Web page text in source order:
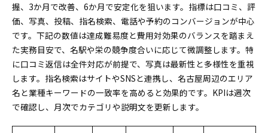
握、3か月で改善、6か月で安定化を狙います。指標は口コミ、評
価、写真、投稿、指名検索、電話や予約のコンバージョンが中心
です。下記の数値は達成難易度と費用対効果のバランスを踏まえ
た実務目安で、名駅や栄の競争度合いに応じて微調整します。特
に口コミ返信は全件対応が前提で、写真は最新性と多様性を重視
します。指名検索はサイトやSNSと連携し、名古屋周辺のエリア
名と業種キーワードの一致率を高めると効果的です。KPIは週次
で確認し、月次でカテゴリや説明文を更新します。